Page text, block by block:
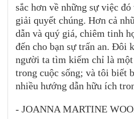
sắc hơn về những sự việc đó
giải quyết chúng. Hơn cả
dẫn và quý giá, chiêm tinh
đến cho bạn sự trấn an. Đôi
người ta tìm kiếm chỉ là một
trong cuộc sống; và tôi biết
nhiều hướng dẫn hữu ích
- JOANNA MARTINE